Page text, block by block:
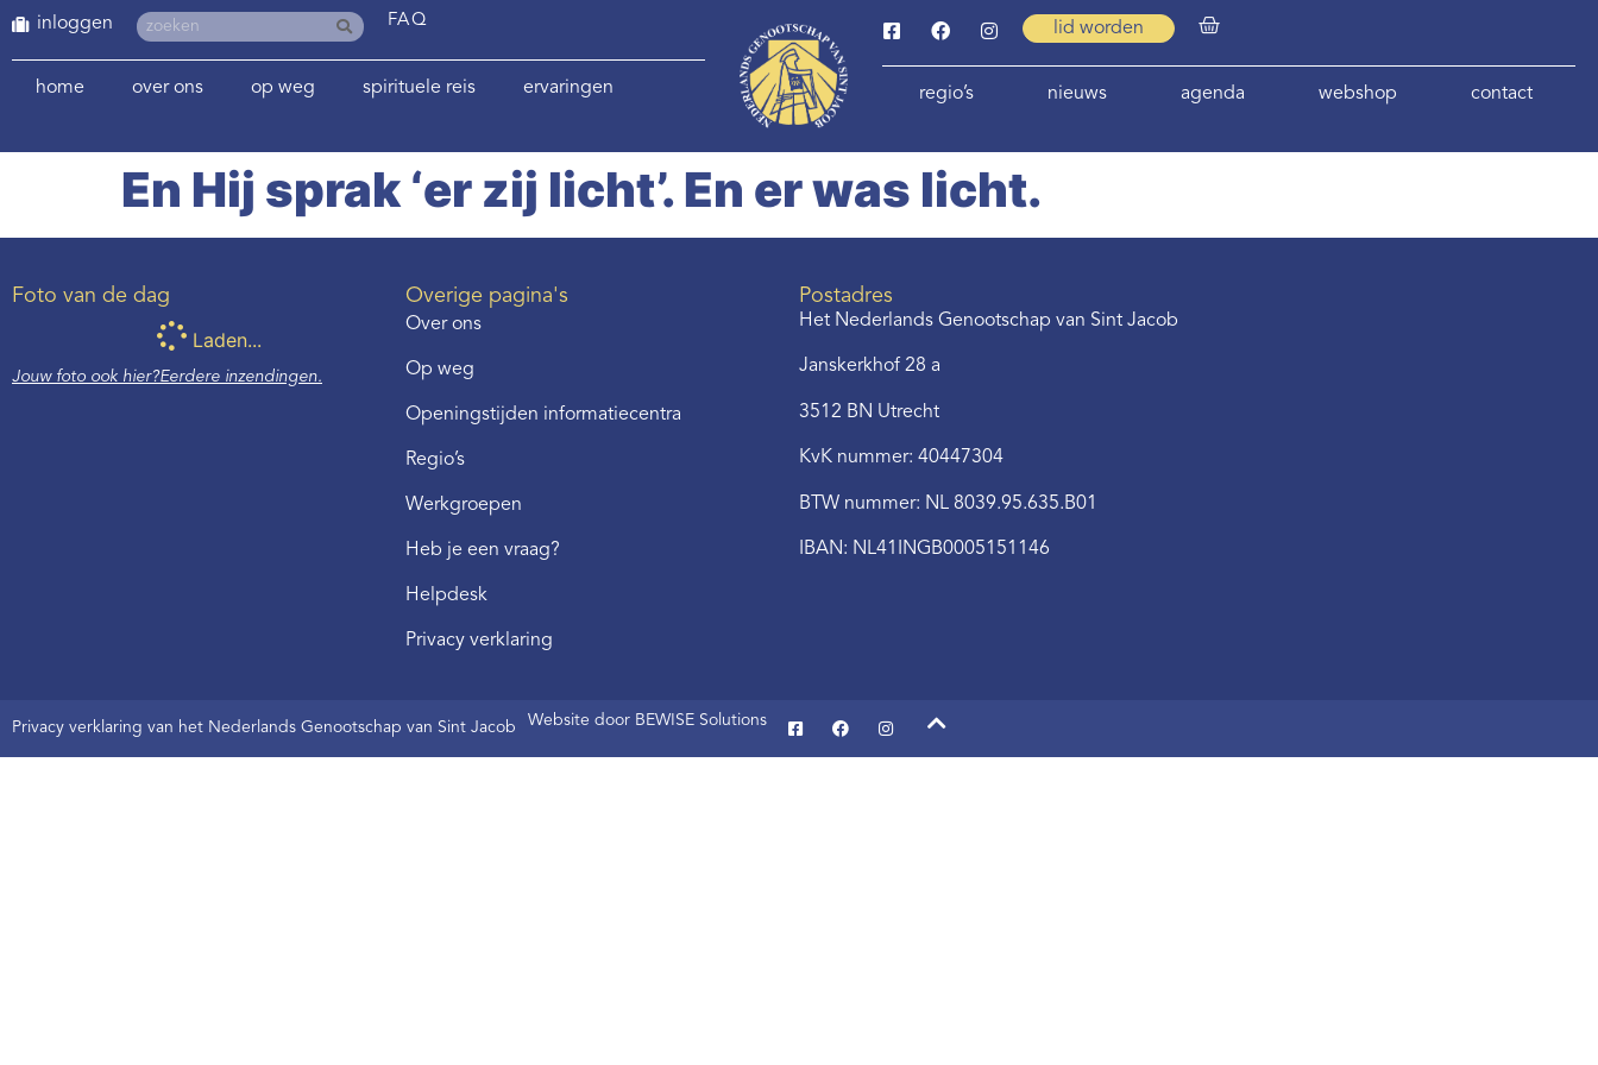
inloggen FAQ
home over ons op weg spirituele reis ervaringen
lid worden
regio’s nieuws agenda webshop contact
En Hij sprak ‘er zij licht’. En er was licht.
Foto van de dag
Laden...
Jouw foto ook hier?Eerdere inzendingen.
Overige pagina's
Over ons
Op weg
Openingstijden informatiecentra
Regio’s
Werkgroepen
Heb je een vraag?
Helpdesk
Privacy verklaring
Postadres
Het Nederlands Genootschap van Sint Jacob
Janskerkhof 28 a
3512 BN Utrecht
KvK nummer: 40447304
BTW nummer: NL 8039.95.635.B01
IBAN: NL41INGB0005151146
Privacy verklaring van het Nederlands Genootschap van Sint Jacob Website door BEWISE Solutions